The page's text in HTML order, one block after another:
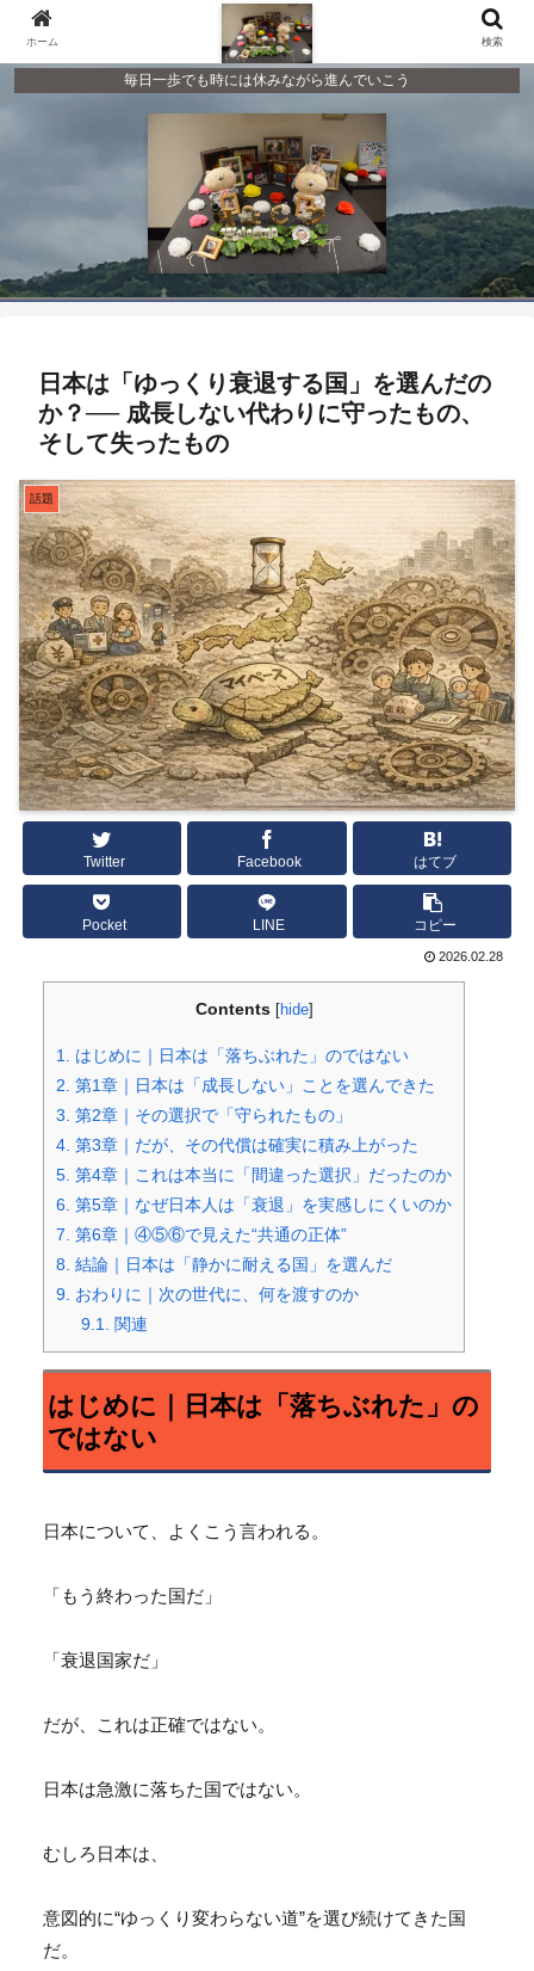
毎日一歩でも時には休みながら進んでいこう
日本は「ゆっくり衰退する国」を選んだの
か？── 成長しない代わりに守ったもの、
そして失ったもの
話題
Twitter Facebook はてブ
Pocket LINE コピー
2026.02.28
Contents [hide]
1. はじめに｜日本は「落ちぶれた」のではない
2. 第1章｜日本は「成長しない」ことを選んできた
3. 第2章｜その選択で「守られたもの」
4. 第3章｜だが、その代償は確実に積み上がった
5. 第4章｜これは本当に「間違った選択」だったのか
6. 第5章｜なぜ日本人は「衰退」を実感しにくいのか
7. 第6章｜④⑤⑥で見えた“共通の正体”
8. 結論｜日本は「静かに耐える国」を選んだ
9. おわりに｜次の世代に、何を渡すのか
9.1. 関連
はじめに｜日本は「落ちぶれた」の
ではない
日本について、よくこう言われる。
「もう終わった国だ」
「衰退国家だ」
だが、これは正確ではない。
日本は急激に落ちた国ではない。
むしろ日本は、
意図的に“ゆっくり変わらない道”を選び続けてきた国
だ。
ホーム 検索